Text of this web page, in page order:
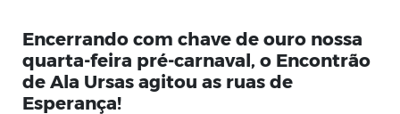
Encerrando com chave de ouro nossa
quarta-feira pré-carnaval, o Encontrão
de Ala Ursas agitou as ruas de
Esperança!